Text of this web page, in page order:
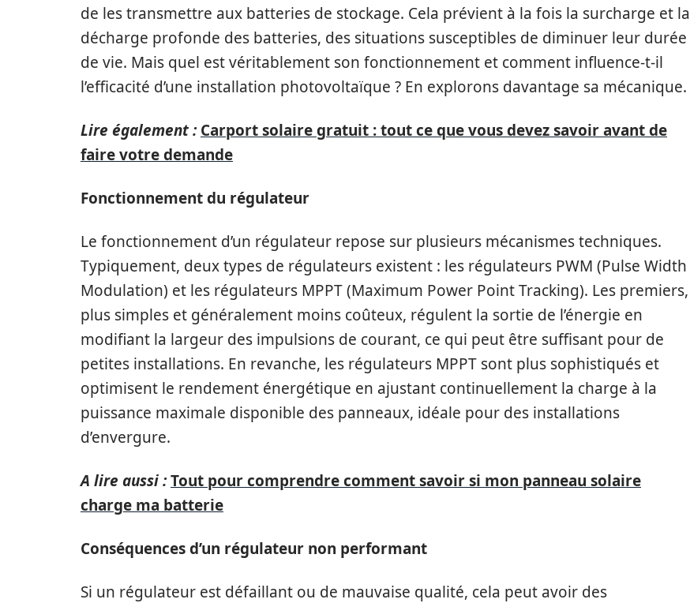
de les transmettre aux batteries de stockage. Cela prévient à la fois la surcharge et la
décharge profonde des batteries, des situations susceptibles de diminuer leur durée
de vie. Mais quel est véritablement son fonctionnement et comment influence-t-il
l’efficacité d’une installation photovoltaïque ? En explorons davantage sa mécanique.
Lire également : Carport solaire gratuit : tout ce que vous devez savoir avant de
faire votre demande
Fonctionnement du régulateur
Le fonctionnement d’un régulateur repose sur plusieurs mécanismes techniques.
Typiquement, deux types de régulateurs existent : les régulateurs PWM (Pulse Width
Modulation) et les régulateurs MPPT (Maximum Power Point Tracking). Les premiers,
plus simples et généralement moins coûteux, régulent la sortie de l’énergie en
modifiant la largeur des impulsions de courant, ce qui peut être suffisant pour de
petites installations. En revanche, les régulateurs MPPT sont plus sophistiqués et
optimisent le rendement énergétique en ajustant continuellement la charge à la
puissance maximale disponible des panneaux, idéale pour des installations
d’envergure.
A lire aussi :Tout pour comprendre comment savoir si mon panneau solaire
charge ma batterie
Conséquences d’un régulateur non performant
Si un régulateur est défaillant ou de mauvaise qualité, cela peut avoir des